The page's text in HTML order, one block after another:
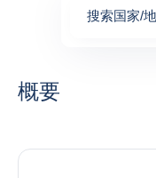
搜索国家/
概要